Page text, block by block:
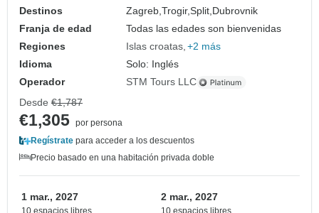
Destinos
Zagreb,Trogir,Split, Dubrovnik
Franja de edad
Todas las edades son bienvenidas
Regiones
Islas croatas +2 más
Idioma
Solo: Inglés
Operador
STM Tours LLC
Desde €1,787
€1,305 por persona
Regístrate para acceder a los descuentos
Precio basado en una habitación privada doble
1 mar., 2027
10 espacios libres
2 mar., 2027
10 espacios libres